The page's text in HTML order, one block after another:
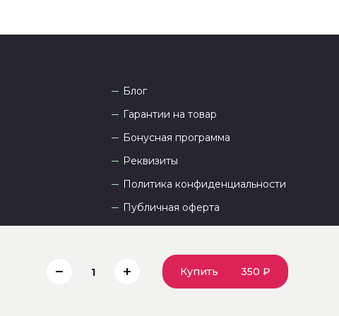
1 Купить 350 ₽
Блог
Гарантии на товар
Бонусная программа
Реквизиты
Политика конфиденциальности
Публичная оферта